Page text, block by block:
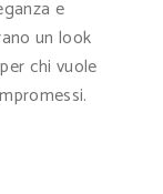
e
un look
chi vuole